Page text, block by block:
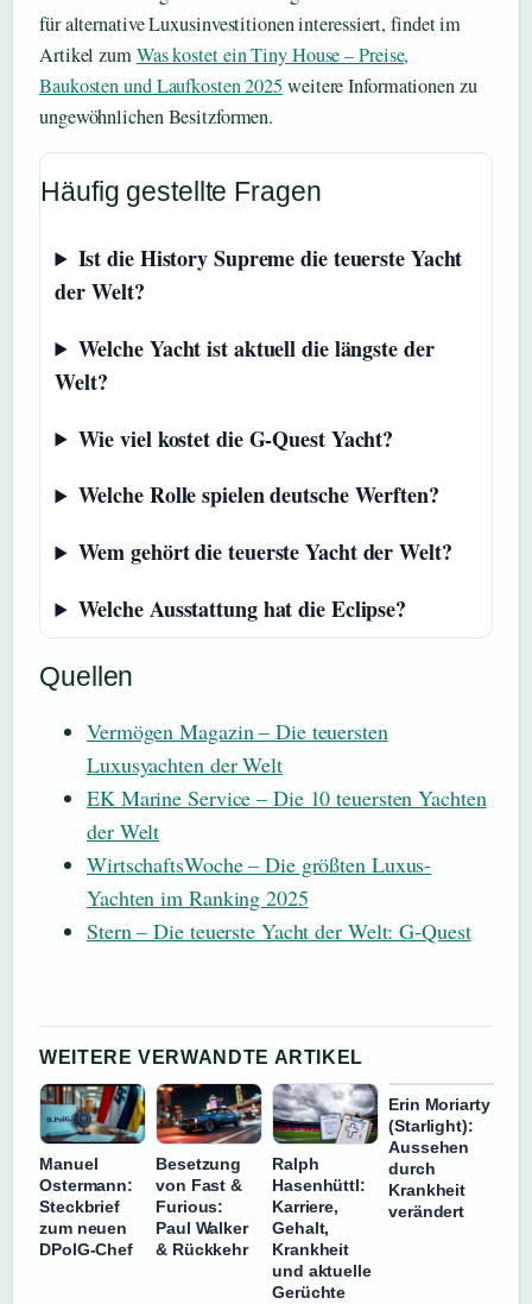
für alternative Luxusinvestitionen interessiert, findet im
Artikel zumWas kostet ein Tiny House – Preise,
Baukosten und Laufkosten 2025 weitere Informationen zu
ungewöhnlichen Besitzformen.
Häufig gestellte Fragen
Ist die History Supreme die teuerste Yacht
der Welt?
Welche Yacht ist aktuell die längste der
Welt?
Wie viel kostet die G-Quest Yacht?
Welche Rolle spielen deutsche Werften?
Wem gehört die teuerste Yacht der Welt?
Welche Ausstattung hat die Eclipse?
Quellen
Vermögen Magazin – Die teuersten
Luxusyachten der Welt
EK Marine Service – Die 10 teuersten Yachten
der Welt
WirtschaftsWoche – Die größten Luxus-
Yachten im Ranking 2025
Stern – Die teuerste Yacht der Welt: G-Quest
WEITERE VERWANDTE ARTIKEL
Manuel
Ostermann:
Steckbrief
zum neuen
DPolG-Chef
Besetzung
von Fast &
Furious:
Paul Walker
& Rückkehr
Ralph
Hasenhüttl:
Karriere,
Gehalt,
Krankheit
und aktuelle
Gerüchte
Erin Moriarty
(Starlight):
Aussehen
durch
Krankheit
verändert